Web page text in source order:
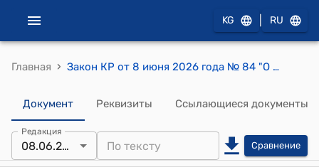
KG RU
Главная › Закон КР от 8 июня 2026 года № 84 "О признании утратившим силу Закона Кыргызской Республики "О взаимодействии государственных органов в сфере внешней политики Кыргызской Республики"
Документ Реквизиты Ссылающиеся документы
Редакция
08.06.2026 Сравнение